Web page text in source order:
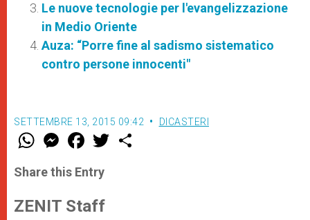
Le nuove tecnologie per l'evangelizzazione
in Medio Oriente
Auza: “Porre fine al sadismo sistematico
contro persone innocenti"
SETTEMBRE 13, 2015 09:42 DICASTERI
W
t
s
p
p
M
e
s
e
g
e
F
a
e
b
o
k
w
Share this Entry
ZENIT Staff